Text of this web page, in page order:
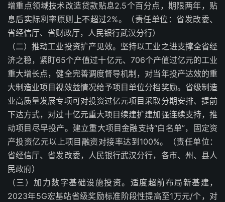
增重点领域技术改造贷款贴息2.5个百分点，期限两年，贴
息后实际利率原则上不超过2%。（责任单位：省发改委、
省经信厅、省财政厅，人民银行武汉分行）
（二）推动工业投资扩产见效。坚持以工业之进支撑全省经
济之稳，紧盯65个产值过十亿元、706个产值过亿元的工业
重大增长点，健全完善调度督导机制，对当年投产达效的重
大制造业项目视效益情况给予项目单位分档奖励。省级制造
业高质量发展专项可对投资过亿元项目采取分期安排、提前
下达方式，对过十亿元重大项目续建扩建加强连续支持，推
动项目尽早投产。建立重大项目金融支持“白名单”，固定资
产投资亿元以上项目融资对接率达到100%。（责任单位：
省经信厅、省发改委，人民银行武汉分行，各市、州、县人
民政府）
（三）加力数字基础设施投资。适度超前布局新基建，
2023年5G宏基站省级奖励标准阶段性提高至1万元/个，对